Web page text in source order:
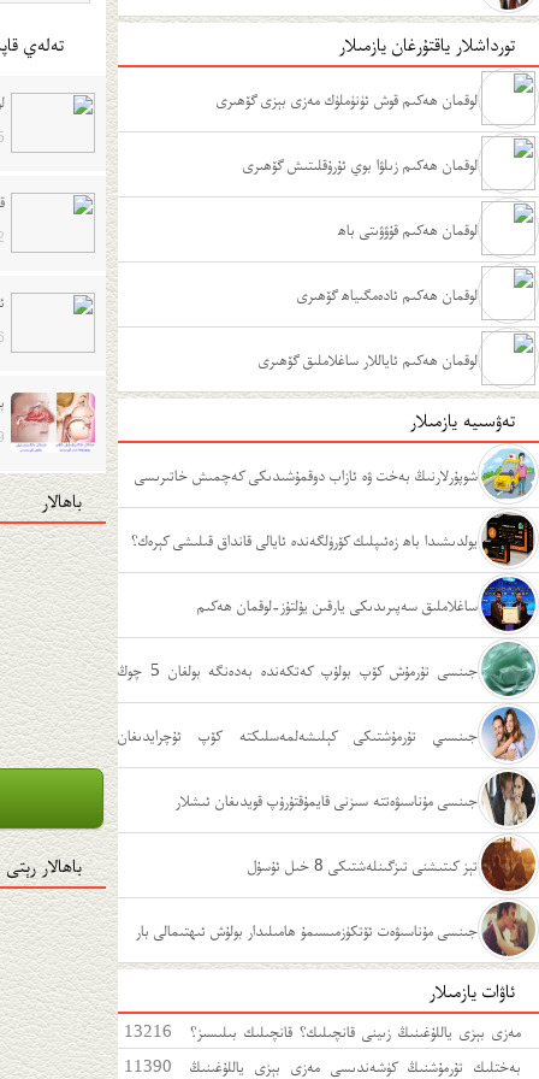
تورداشلار ياقتۇرغان يازمىلار
لوقمان ھەكىم قوش ئۈنۈملۈك مەزى بېزى گۆھىرى
لوقمان ھەكىم زىلۋا بوي ئۇرۇقلىتىش گۆھىرى
لوقمان ھەكىم قۇۋۋىتى باھ
لوقمان ھەكىم ئادەمگىياھ گۆھىرى
لوقمان ھەكىم ئاياللار ساغلاملىق گۆھىرى
تەۋسىيە يازمىلار
شوپۇرلارنىڭ بەخت ۋە ئازاب دوقمۇشىدىكى كەچمىش خاتىرىسى
يولدىشىدا باھ زەئىپلىك كۆرۈلگەندە ئايالى قانداق قىلىشى كېرەك؟
ساغلاملىق سەپىرىدىكى يارقىن يۇلتۇز-لوقمان ھەكىم
جىنسى تۇرمۇش كۆپ بولۇپ كەتكەندە بەدەنگە بولغان 5 چوڭ
زىيىنى جىنسىي تۇرمۇشتىكى كېلىشەلمەسلىكتە كۆپ ئۇچرايدىغان
ئەھۋاللار جىنسى مۇناسىۋەتتە سىزنى قايمۇقتۇرۇپ قويدىغان ئىشلار
تېز كىتىشنى تىزگىنلەشتىكى 8 خىل ئۇسۇل
جىنسى مۇناسىۋەت ئۆتكۈزمىسىمۇ ھامىلىدار بولۇش ئىھتىمالى بار
ئاۋات يازمىلار
13216
مەزى بېزى ياللۇغىنىڭ زىينى قانچىلىك؟ قانچىلىك بىلىسىز؟
مەزى بېزى ياللۇغىغا قەتئى سەل قارىماڭ!
11390 بەختلىك تۇرمۇشنىڭ كۈشەندىسى مەزى بېزى ياللۇغىنىڭ
تەلەي
باھالار
باھالار رېتى